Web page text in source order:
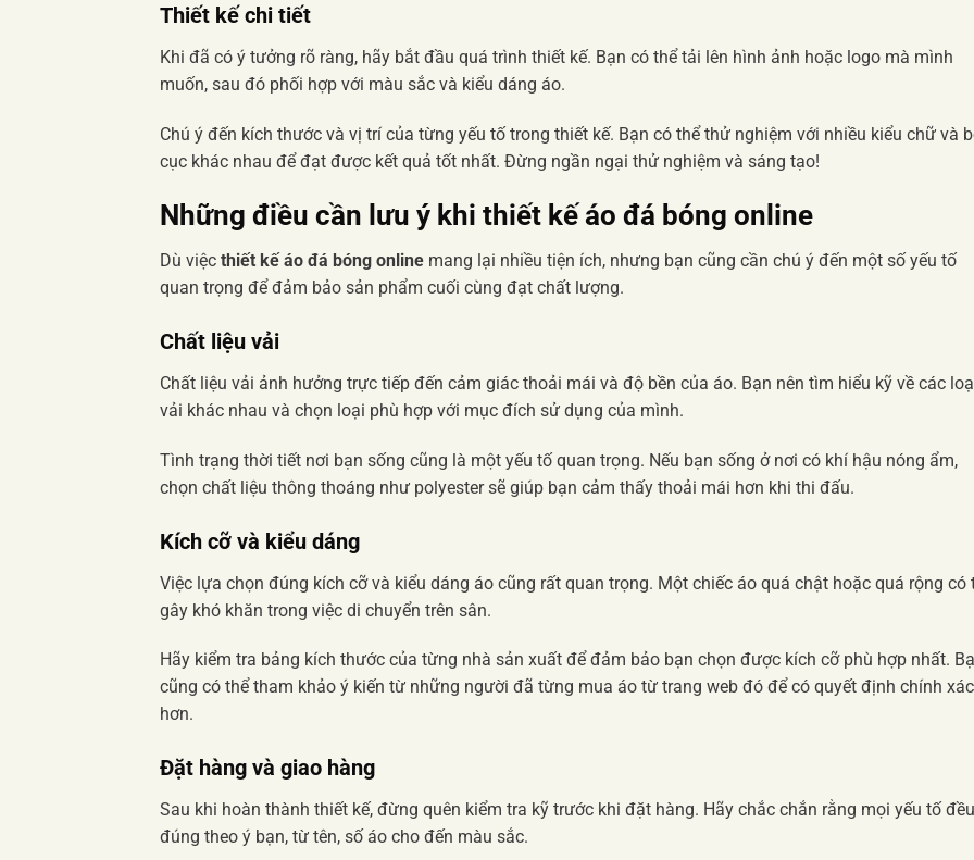
Thiết kế chi tiết
Khi đã có ý tưởng rõ ràng, hãy bắt đầu quá trình thiết kế. Bạn có thể tải lên hình ảnh hoặc logo mà mình
muốn, sau đó phối hợp với màu sắc và kiểu dáng áo.
Chú ý đến kích thước và vị trí của từng yếu tố trong thiết kế. Bạn có thể thử nghiệm với nhiều kiểu chữ và
cục khác nhau để đạt được kết quả tốt nhất. Đừng ngần ngại thử nghiệm và sáng tạo!
Những điều cần lưu ý khi thiết kế áo đá bóng online
Dù việc thiết kế áo đá bóng online mang lại nhiều tiện ích, nhưng bạn cũng cần chú ý đến một số yếu tố
quan trọng để đảm bảo sản phẩm cuối cùng đạt chất lượng.
Chất liệu vải
Chất liệu vải ảnh hưởng trực tiếp đến cảm giác thoải mái và độ bền của áo. Bạn nên tìm hiểu kỹ về các
vải khác nhau và chọn loại phù hợp với mục đích sử dụng của mình.
Tình trạng thời tiết nơi bạn sống cũng là một yếu tố quan trọng. Nếu bạn sống ở nơi có khí hậu nóng ẩm,
chọn chất liệu thông thoáng như polyester sẽ giúp bạn cảm thấy thoải mái hơn khi thi đấu.
Kích cỡ và kiểu dáng
Việc lựa chọn đúng kích cỡ và kiểu dáng áo cũng rất quan trọng. Một chiếc áo quá chật hoặc quá rộng có
gây khó khăn trong việc di chuyển trên sân.
Hãy kiểm tra bảng kích thước của từng nhà sản xuất để đảm bảo bạn chọn được kích cỡ phù hợp nhất.
cũng có thể tham khảo ý kiến từ những người đã từng mua áo từ trang web đó để có quyết định chính xác
hơn.
Đặt hàng và giao hàng
Sau khi hoàn thành thiết kế, đừng quên kiểm tra kỹ trước khi đặt hàng. Hãy chắc chắn rằng mọi yếu tố đều
đúng theo ý bạn, từ tên, số áo cho đến màu sắc.